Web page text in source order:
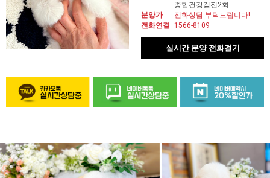
종합건강검진2회
분양가
전화상담 부탁드립니다!
전화연결
1566-8109
실시간 분양 전화걸기